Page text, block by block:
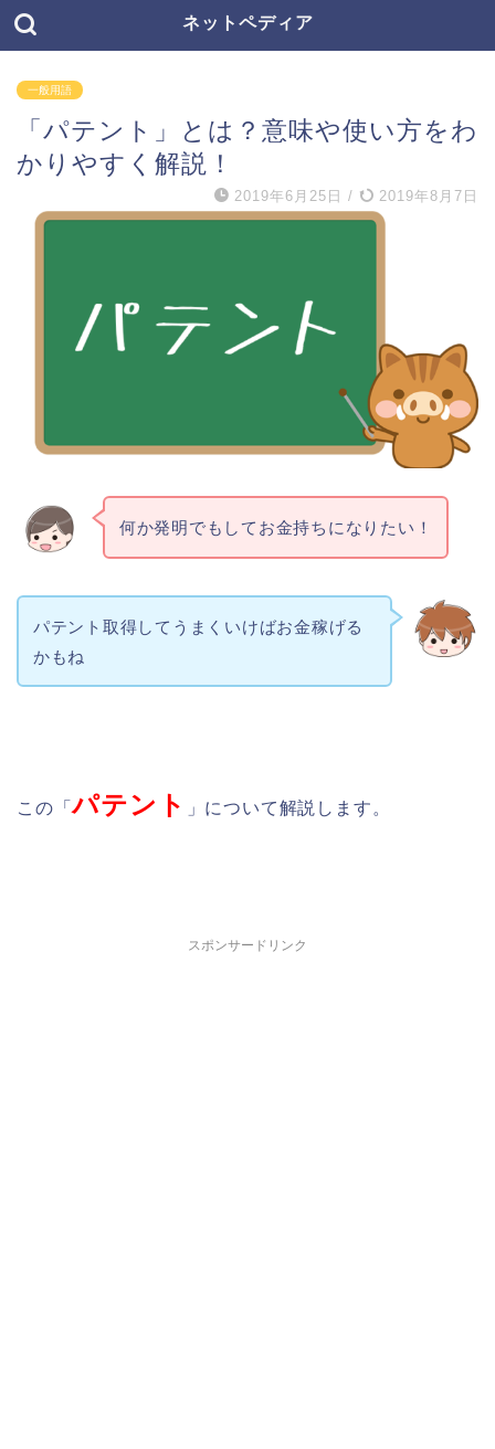
ネットペディア
一般用語
「パテント」とは？意味や使い方をわ
かりやすく解説！
2019年6月25日 / 2019年8月7日
何か発明でもしてお金持ちになりたい！
パテント取得してうまくいけばお金稼げる
かもね
この「パテント 」について解説します。
スポンサードリンク